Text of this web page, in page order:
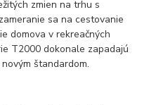
zmien na trhu s
sa na cestovanie
domova v rekreačných
T2000 dokonale zapadajú
štandardom.